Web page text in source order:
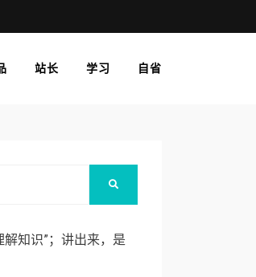
站长 学习 自省
解知识”；讲出来，是